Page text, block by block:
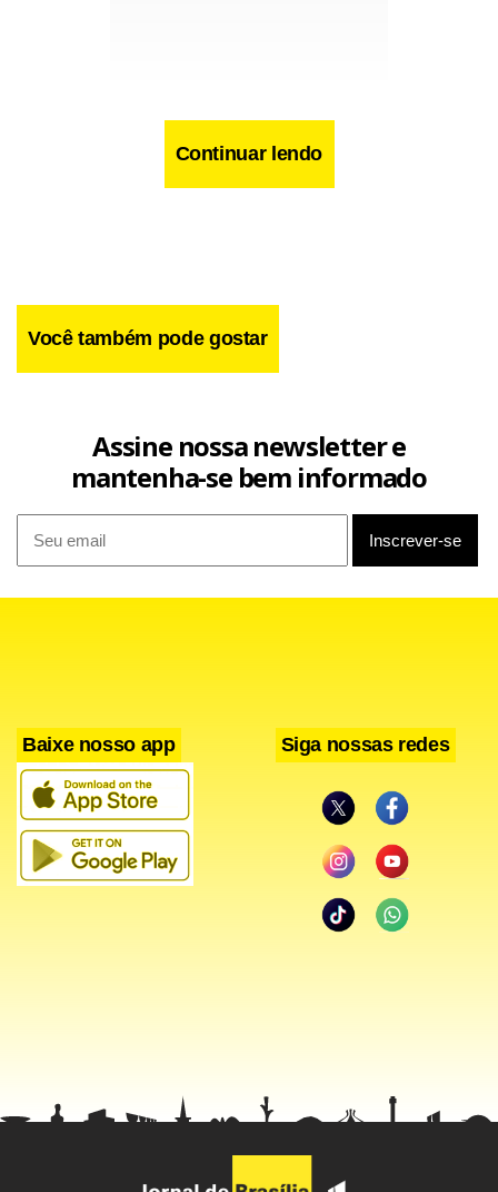
Já na segunda etapa, Ronaldinho marcou o terceiro na
vitória brasileira e ainda deu o passe para Juan dar
sobre a Argentina.
Facebook
WhatsApp
LinkedIn Telegram
Share
Continuar lendo
Você também pode gostar
Assine nossa newsletter e
mantenha-se bem informado
Baixe nosso app Siga nossas redes